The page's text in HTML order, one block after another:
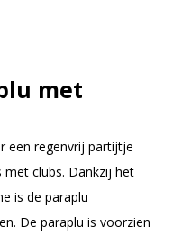
met
een regenvrij partijtje
clubs. Dankzij het
is de paraplu
De paraplu is voorzien